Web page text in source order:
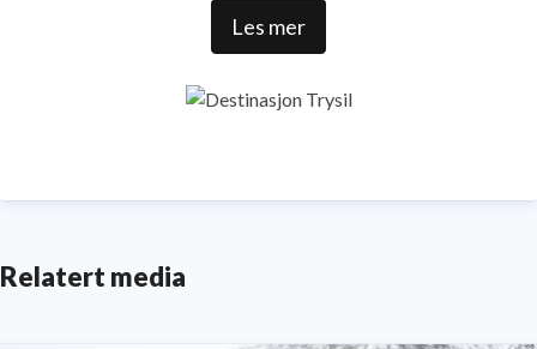
destinasjon.
Les mer
Relatert media